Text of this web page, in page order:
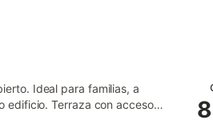
Ideal para familias, a
edificio. Terraza con acceso